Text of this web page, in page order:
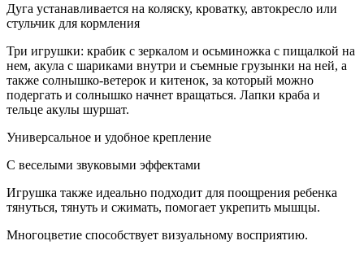
Дуга устанавливается на коляску, кроватку, автокресло или
стульчик для кормления
Три игрушки: крабик с зеркалом и осьминожка с пищалкой на
нем, акула с шариками внутри и съемные грузынки на ней, а
также солнышко-ветерок и китенок, за который можно
подергать и солнышко начнет вращаться. Лапки краба и
тельце акулы шуршат.
Универсальное и удобное крепление
С веселыми звуковыми эффектами
Игрушка также идеально подходит для поощрения ребенка
тянуться, тянуть и сжимать, помогает укрепить мышцы.
Многоцветие способствует визуальному восприятию.